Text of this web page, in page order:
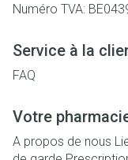
Numéro TVA:
Service à la
FAQ
Votre
A propos de nous